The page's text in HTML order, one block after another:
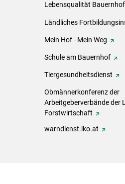
Lebensqualität Bauernhof
Ländliches
Mein Hof - Mein Weg
Schule am Bauernhof
Tiergesundheitsdienst
Obmännerkonferenz der
Arbeitgeberverbände der
Forstwirtschaft
warndienst.lko.at